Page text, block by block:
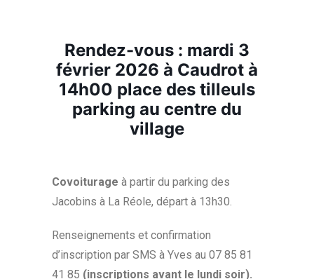
Rendez-vous : mardi 3
février 2026 à Caudrot à
14h00 place des tilleuls
parking au centre du
village
Covoiturage à partir du parking des
Jacobins à La Réole, départ à 13h30.
Renseignements et confirmation
d’inscription par SMS à Yves au 07 85 81
41 85 (inscriptions avant le lundi soir).